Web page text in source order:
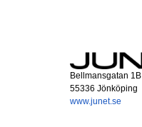
Bellmansgatan 1B
55336 Jönköping
www.junet.se